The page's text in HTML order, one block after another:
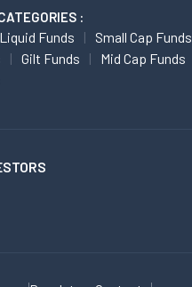
:
Liquid Funds
Small Cap Funds
Gilt Funds
Mid Cap Funds